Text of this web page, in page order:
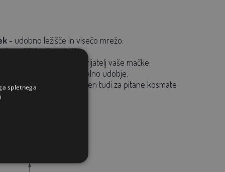
- udobno ležišče in visečo mrežo.
zaščiti vaše pohištvo.
bo najboljši prijatelj vaše mačke.
mački nudil maksimalno udobje.
plošče, zato je primeren tudi za pitane kosmate
spletnega